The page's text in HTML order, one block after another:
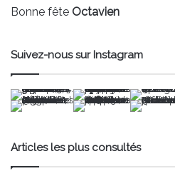
Bonne fête Octavien
Suivez-nous sur Instagram
Articles les plus consultés